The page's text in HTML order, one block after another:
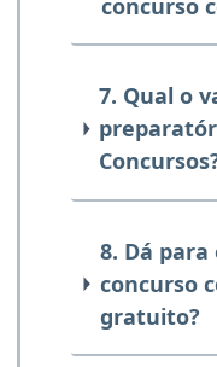
7. Qual o
8. Dá
concurso
gratuito?